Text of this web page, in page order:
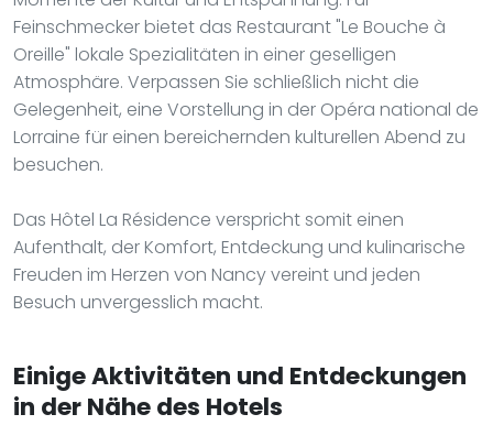
Feinschmecker bietet das Restaurant "Le Bouche à
Oreille" lokale Spezialitäten in einer geselligen
Atmosphäre. Verpassen Sie schließlich nicht die
Gelegenheit, eine Vorstellung in der Opéra national de
Lorraine für einen bereichernden kulturellen Abend zu
besuchen.
Das Hôtel La Résidence verspricht somit einen
Aufenthalt, der Komfort, Entdeckung und kulinarische
Freuden im Herzen von Nancy vereint und jeden
Besuch unvergesslich macht.
Einige Aktivitäten und Entdeckungen
in der Nähe des Hotels